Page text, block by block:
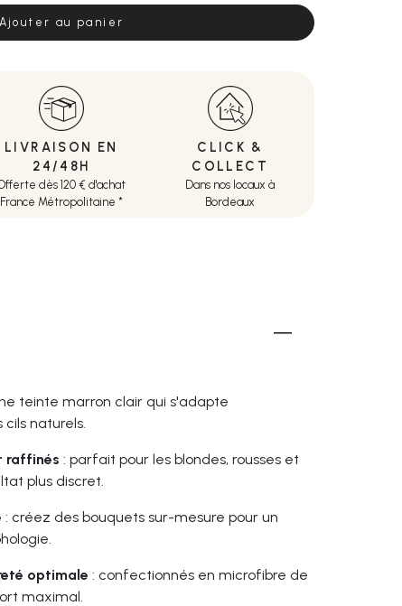
Ajouter au panier
LIVRAISON EN
24/48H
dès 120 € d'achat
France Métropolitaine *
CLICK &
COLLECT
Dans nos locaux à
Bordeaux
teinte marron clair qui s'adapte
naturels.
raffinés : parfait pour les blondes, rousses et
plus discret.
: créez des bouquets sur-mesure pour un
optimale : confectionnés en microfibre de
maximal.